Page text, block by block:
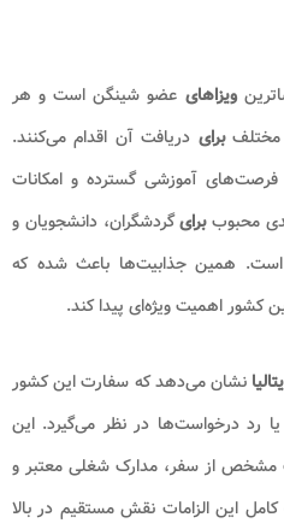
ویزاهای عضو شینگن است و هر
مختلفبرای دریافت آن اقدام می‌کنند.
فرصت‌های آموزشی گسترده و امکانات
محبوببرایگردشگران، دانشجویان و
است. همین جذابیت‌ها باعث شده که
کشور اهمیت ویژه‌ای پیدا کند.
نشان می‌دهد که سفارت این کشور
رد درخواست‌ها در نظر می‌گیرد. این
مشخص از سفر، مدارک شغلی معتبر و
این الزامات نقش مستقیم در بالا